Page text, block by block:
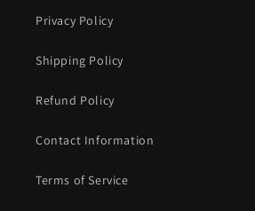
Privacy Policy
Shipping Policy
Refund Policy
Contact Information
Terms of Service